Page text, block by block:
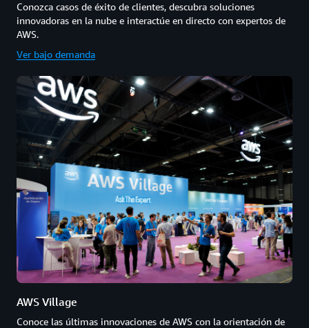
Conozca casos de éxito de clientes, descubra soluciones
innovadoras en la nube e interactúe en directo con expertos de
AWS.
Ver bajo demanda
AWS Village
Conoce las últimas innovaciones de AWS con la orientación de